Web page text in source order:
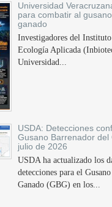
Universidad
para combatir al
ganado
Investigadores del
Ecología Aplicada
Universidad...
USDA: Detecciones
Gusano Barrenador
julio de 2026
USDA ha actualizado los
detecciones para el
Ganado (GBG) en los...